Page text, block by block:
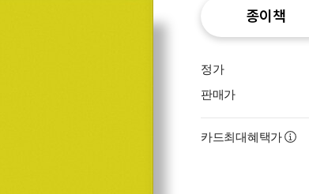
종이책
정가
판매가
카드최대혜택가